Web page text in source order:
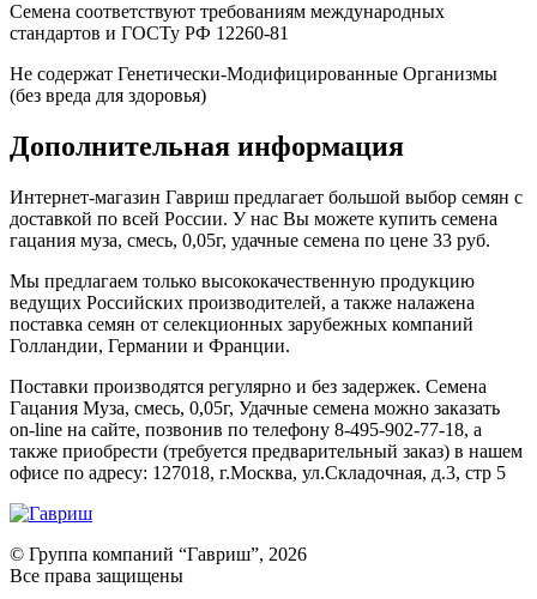
Семена соответствуют требованиям международных
стандартов и ГОСТу РФ 12260-81
Не содержат Генетически-Модифицированные Организмы
(без вреда для здоровья)
Дополнительная информация
Интернет-магазин Гавриш предлагает большой выбор семян с
доставкой по всей России. У нас Вы можете купить семена
гацания муза, смесь, 0,05г, удачные семена по цене 33 руб.
Мы предлагаем только высококачественную продукцию
ведущих Российских производителей, а также налажена
поставка семян от селекционных зарубежных компаний
Голландии, Германии и Франции.
Поставки производятся регулярно и без задержек. Семена
Гацания Муза, смесь, 0,05г, Удачные семена можно заказать
on-line на сайте, позвонив по телефону 8-495-902-77-18, а
также приобрести (требуется предварительный заказ) в нашем
офисе по адресу: 127018, г.Москва, ул.Складочная, д.3, стр 5
© Группа компаний “Гавриш”, 2026
Все права защищены